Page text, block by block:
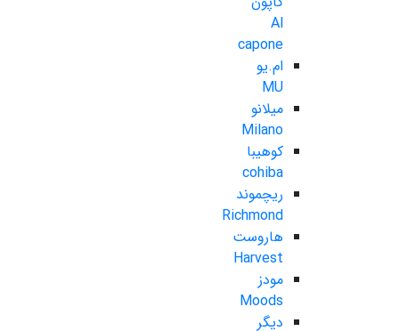
Al
capone
ام.یو
MU
میلانو
Milano
کوهیبا
cohiba
ریچموند
Richmond
هاروست
Harvest
مودز
Moods
دیگر